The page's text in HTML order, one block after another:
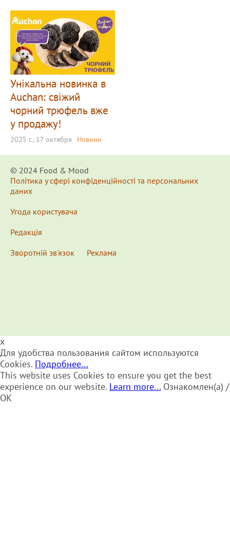
Унікальна новинка в
Auchan: свіжий
чорний трюфель вже
у продажу!
2025 г., 17 октября Новини
© 2024 Food & Мood
Політика у сфері конфіденційності та персональних
даних
Угода користувача
Редакція
Зворотній зв'язок
Реклама
x
Для удобства пользования сайтом используются
Cookies. Подробнее...
This website uses Cookies to ensure you get the best
experience on our website. Learn more... Ознакомлен(а) /
OK